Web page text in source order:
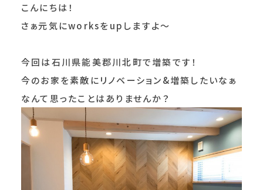
こんにちは！
さぁ元気にworksをupしますよ～
今回は石川県能美郡川北町で増築です！
今のお家を素敵にリノベーション&増築したいなぁ
なんて思ったことはありませんか？